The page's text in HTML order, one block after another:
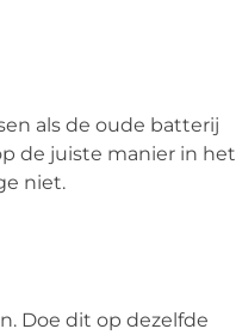
als de oude batterij
de juiste manier in het
niet.
Doe dit op dezelfde